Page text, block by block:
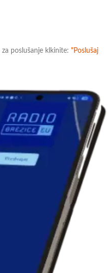
poslušanje klkinite: "Poslušaj